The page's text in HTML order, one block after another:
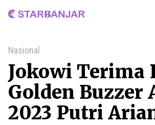
Home
Nasional
Jokowi Terima
Golden Buzzer
2023 Putri